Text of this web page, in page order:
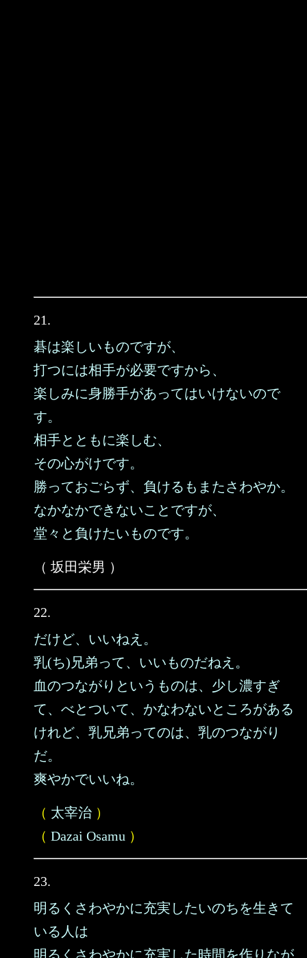
21.
碁は楽しいものですが、
打つには相手が必要ですから、
楽しみに身勝手があってはいけないので
す。
相手とともに楽しむ、
その心がけです。
勝っておごらず、負けるもまたさわやか。
なかなかできないことですが、
堂々と負けたいものです。
（ 坂田栄男 ）
22.
だけど、いいねえ。
乳(ち)兄弟って、いいものだねえ。
血のつながりというものは、少し濃すぎ
て、べとついて、かなわないところがある
けれど、乳兄弟ってのは、乳のつながり
だ。
爽やかでいいね。
（ 太宰治 ）
（ Dazai Osamu ）
23.
明るくさわやかに充実したいのちを生きて
いる人は
明るくさわやかに充実した時間を作りなが